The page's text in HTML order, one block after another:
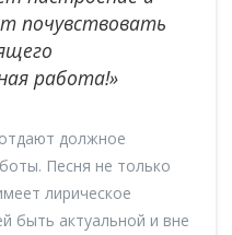
почувствовать
работа!»
должное
Песня не только
лирическое
быть актуальной и вне